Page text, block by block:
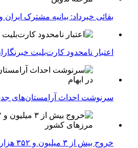
بقائی خبرداد: بیانیه مشترک
اعتبار نامحدود کارت‌بلیت
سرنوشت احداث آرامستان‌های
خروج بیش از ۳ میلیون و ۳۵۲ هزار زائر از مرزهای کشور